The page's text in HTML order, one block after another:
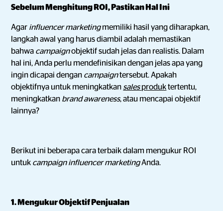
Sebelum Menghitung ROI, Pastikan Hal Ini
Agar influencer marketingmemiliki hasil yang diharapkan,
langkah awal yang harus diambil adalah memastikan
bahwa campaignobjektif sudah jelas dan realistis. Dalam
hal ini, Anda perlu mendefinisikan dengan jelas apa yang
ingin dicapai dengan campaigntersebut. Apakah
objektifnya untuk meningkatkan salesproduktertentu,
meningkatkan brand awareness, atau mencapai objektif
lainnya?
Berikut ini beberapa cara terbaik dalam mengukur ROI
untuk campaign influencer marketingAnda.
1. Mengukur Objektif Penjualan